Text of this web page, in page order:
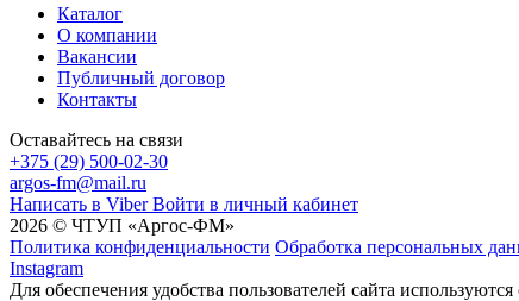
Каталог
О компании
Вакансии
Публичный договор
Контакты
Оставайтесь на связи
+375 (29) 500-02-30
argos-fm@mail.ru
Написать в Viber Войти в личный кабинет
2026 © ЧТУП «Аргос-ФМ»
Политика конфиденциальности Обработка персональных
Instagram
Для обеспечения удобства пользователей сайта